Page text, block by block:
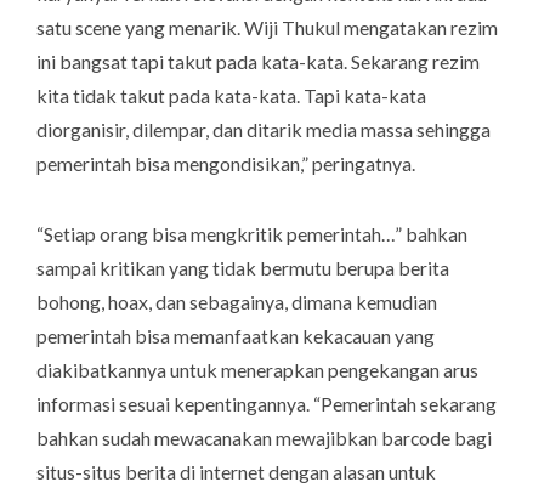
satusceneyang menarik. Wiji Thukul mengatakan rezim
ini bangsat tapi takut pada kata-kata. Sekarang rezim
kita tidak takut pada kata-kata. Tapi kata-kata
diorganisir, dilempar, dan ditarik media massa sehingga
pemerintah bisa mengondisikan,” peringatnya.
“Setiap orang bisa mengkritik pemerintah…” bahkan
sampai kritikan yang tidak bermutu berupa berita
bohong, hoax, dan sebagainya, dimana kemudian
pemerintah bisa memanfaatkan kekacauan yang
diakibatkannya untuk menerapkan pengekangan arus
informasi sesuai kepentingannya. “Pemerintah sekarang
bahkan sudah mewacanakan mewajibkan barcode bagi
situs-situs berita di internet dengan alasan untuk